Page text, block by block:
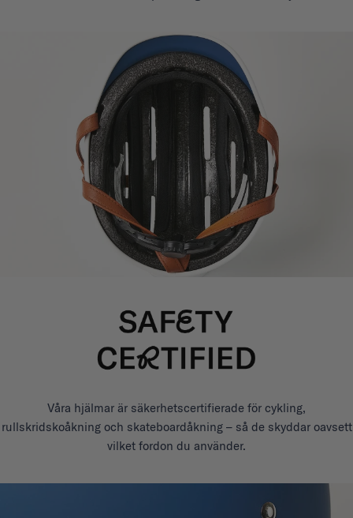
Våra hjälmar är säkerhetscertifierade för cykling,
rullskridskoåkning och skateboardåkning – så de skyddar oavsett
vilket fordon du använder.